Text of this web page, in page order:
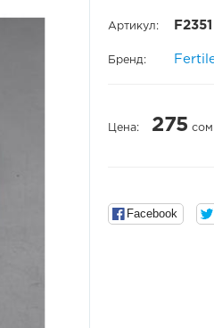
Артикул: F2351
Бренд:
Цена: 275 сом
Facebook